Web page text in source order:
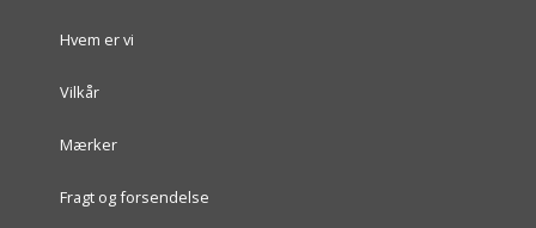
Hvem er vi
Vilkår
Mærker
Fragt og forsendelse